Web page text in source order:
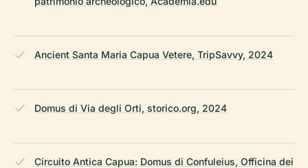
Ancient Santa Maria Capua Vetere, TripSavvy, 2024
Domus di Via degli Orti, storico.org, 2024
Circuito Antica Capua: Domus di Confuleius, Officina dei